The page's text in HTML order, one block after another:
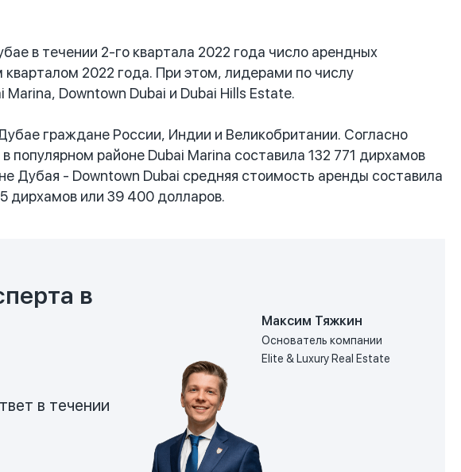
в течении 2-го квартала 2022 года число арендных
2022 года. При этом, лидерами по числу
Downtown Dubai и Dubai Hills Estate.
граждане России, Индии и Великобритании. Согласно
районе Dubai Marina составила 132 771 дирхамов
Дубая - Downtown Dubai средняя стоимость аренды составила
дирхамов или 39 400 долларов.
в
в течении
Максим Тяжкин
Основатель компании
Elite & Luxury Real Estate